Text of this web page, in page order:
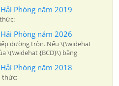
Phòng năm 2019
Phòng năm 2026
đường tròn. Nếu \(\widehat
\(\widehat {BCD}\) bằng
Phòng năm 2018
thức: